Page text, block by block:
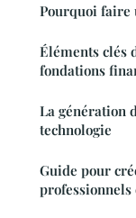
Pourquoi faire
Éléments clés
fondations
La génération
technologie
Guide pour
professionnels